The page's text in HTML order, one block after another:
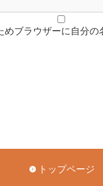
めブラウザーに自分
トップページ